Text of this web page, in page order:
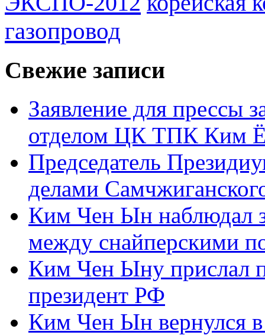
газопровод
Свежие записи
Заявление для прессы
отделом ЦК ТПК Ким
Председатель
делами
Ким Чен Ын наблюдал
между снайперскими
Ким Чен Ыну прислал
президент РФ
Ким Чен Ын вернулся